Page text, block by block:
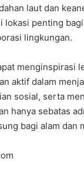
laut dan
lokasi penting
lingkungan.
menginspirasi
aktif dalam
sosial, serta
hanya sebatas
bagi alam dan